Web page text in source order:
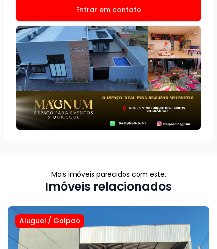
Entrar em contato
Mais imóveis parecidos com este.
Imóveis relacionados
Aluguel / Galpao